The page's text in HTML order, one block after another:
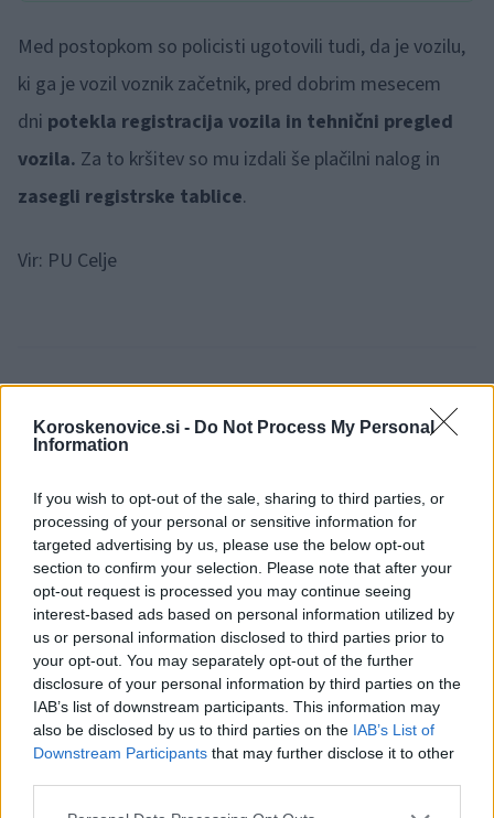
Koroskenovice.si - Do Not Process My Personal
Information
If you wish to opt-out of the sale, sharing to third parties, or
processing of your personal or sensitive information for
targeted advertising by us, please use the below opt-out
section to confirm your selection. Please note that after your
opt-out request is processed you may continue seeing
interest-based ads based on personal information utilized by
us or personal information disclosed to third parties prior to
your opt-out. You may separately opt-out of the further
disclosure of your personal information by third parties on the
IAB’s list of downstream participants. This information may
also be disclosed by us to third parties on the IAB’s List of
Downstream Participants that may further disclose it to other
Please note that this website/app uses one or more Google
Med postopkom so policisti ugotovili tudi, da je vozilu,
ki ga je vozil voznik začetnik, pred dobrim mesecem
dni potekla registracija vozila in tehnični pregled
vozila. Za to kršitev so mu izdali še plačilni nalog in
zasegli registrske tablice.
Vir: PU Celje
Občine: Slovenj Gradec
Kategorije: Črna kronika Kronika
Ključne besede:
kazenske točke
odvzem vozniškega dovoljenja
policija
prekoračitev hitrosti
registracija
tehnični pregled
voznik začetnik